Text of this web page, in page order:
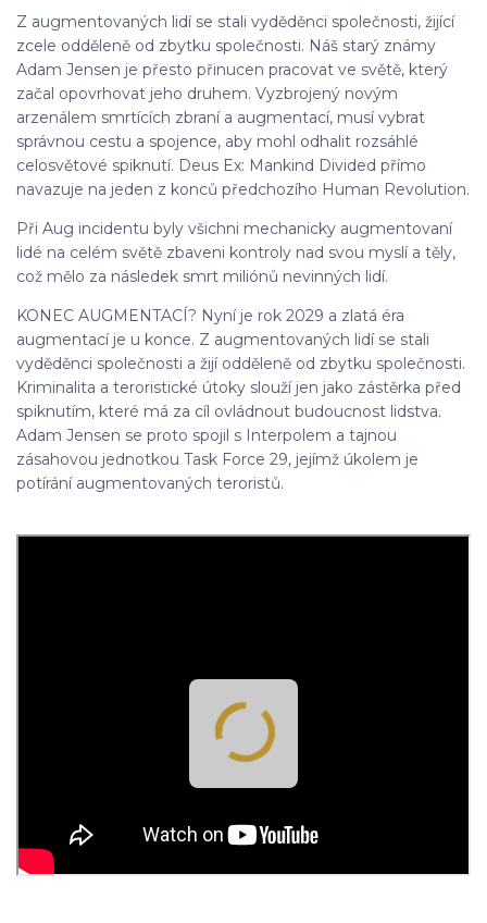
Z augmentovaných lidí se stali vyděděnci společnosti, žijící
zcele odděleně od zbytku společnosti. Náš starý známy
Adam Jensen je přesto přinucen pracovat ve světě, který
začal opovrhovat jeho druhem. Vyzbrojený novým
arzenálem smrtících zbraní a augmentací, musí vybrat
správnou cestu a spojence, aby mohl odhalit rozsáhlé
celosvětové spiknutí. Deus Ex: Mankind Divided přímo
navazuje na jeden z konců předchozího Human Revolution.
Při Aug incidentu byly všichni mechanicky augmentovaní
lidé na celém světě zbaveni kontroly nad svou myslí a těly,
což mělo za následek smrt miliónů nevinných lidí.
KONEC AUGMENTACÍ? Nyní je rok 2029 a zlatá éra
augmentací je u konce. Z augmentovaných lidí se stali
vyděděnci společnosti a žijí odděleně od zbytku společnosti.
Kriminalita a teroristické útoky slouží jen jako zástěrka před
spiknutím, které má za cíl ovládnout budoucnost lidstva.
Adam Jensen se proto spojil s Interpolem a tajnou
zásahovou jednotkou Task Force 29, jejímž úkolem je
potírání augmentovaných teroristů.